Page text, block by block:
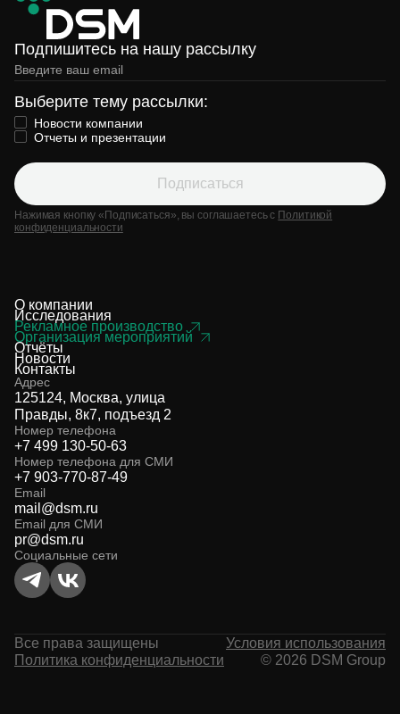
Подпишитесь на нашу рассылку
Выберите тему рассылки:
Новости компании
Отчеты и презентации
Подписаться
Нажимая кнопку «Подписаться», вы соглашаетесь с Политикой
конфиденциальности
О компании
Исследования
Рекламное производство
Организация мероприятий
Отчёты
Новости
Контакты
Адрес
125124, Москва, улица
Правды, 8к7, подъезд 2
Номер телефона
+7 499 130-50-63
Номер телефона для СМИ
+7 903-770-87-49
Email
mail@dsm.ru
Email для СМИ
pr@dsm.ru
Социальные сети
Все права защищены
Условия использования
Политика конфиденциальности
© 2026 DSM Group